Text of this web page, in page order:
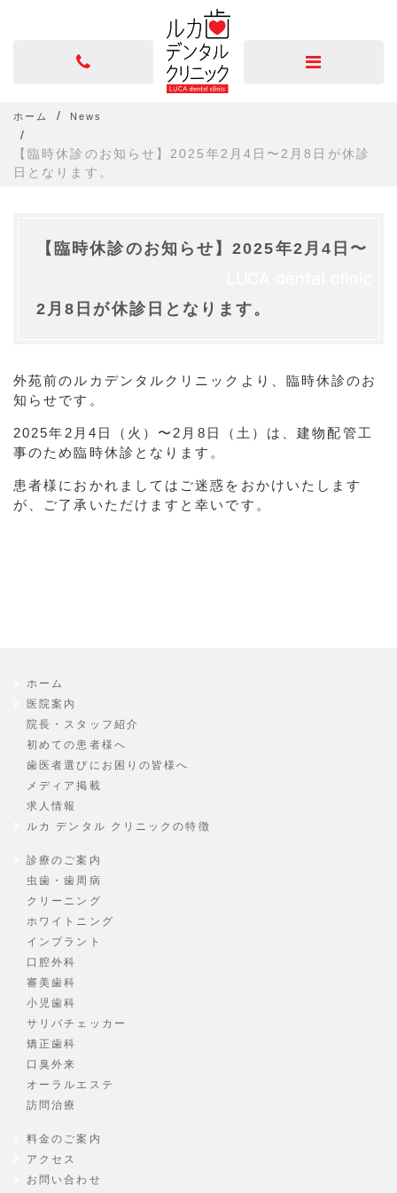
ホーム News
【臨時休診のお知らせ】2025年2月4日〜2月8日が休診
日となります。
【臨時休診のお知らせ】2025年2月4日〜
2月8日が休診日となります。
外苑前のルカデンタルクリニックより、臨時休診のお
知らせです。
2025年2月4日（火）〜2月8日（土）は、建物配管工
事のため臨時休診となります。
患者様におかれましてはご迷惑をおかけいたします
が、ご了承いただけますと幸いです。
ホーム
医院案内
院長・スタッフ紹介
初めての患者様へ
歯医者選びにお困りの皆様へ
メディア掲載
求人情報
ルカ デンタル クリニックの特徴
診療のご案内
虫歯・歯周病
クリーニング
ホワイトニング
インプラント
口腔外科
審美歯科
小児歯科
サリバチェッカー
矯正歯科
口臭外来
オーラルエステ
訪問治療
料金のご案内
アクセス
お問い合わせ